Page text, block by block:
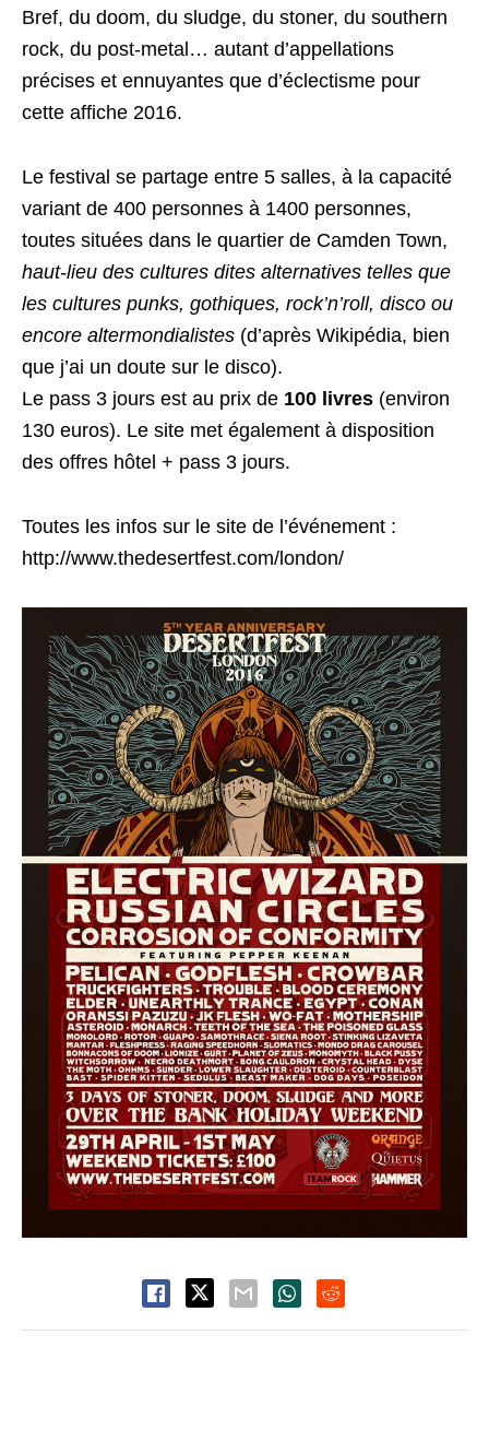
Bref, du doom, du sludge, du stoner, du southern
rock, du post-metal… autant d’appellations
précises et ennuyantes que d’éclectisme pour
cette affiche 2016.
Le festival se partage entre 5 salles, à la capacité
variant de 400 personnes à 1400 personnes,
toutes situées dans le quartier de Camden Town,
haut-lieu des cultures dites alternatives telles que
les cultures punks, gothiques, rock’n’roll, disco ou
encore altermondialistes (d’après Wikipédia, bien
que j’ai un doute sur le disco).
Le pass 3 jours est au prix de 100 livres (environ
130 euros). Le site met également à disposition
des offres hôtel + pass 3 jours.
Toutes les infos sur le site de l’événement :
http://www.thedesertfest.com/london/